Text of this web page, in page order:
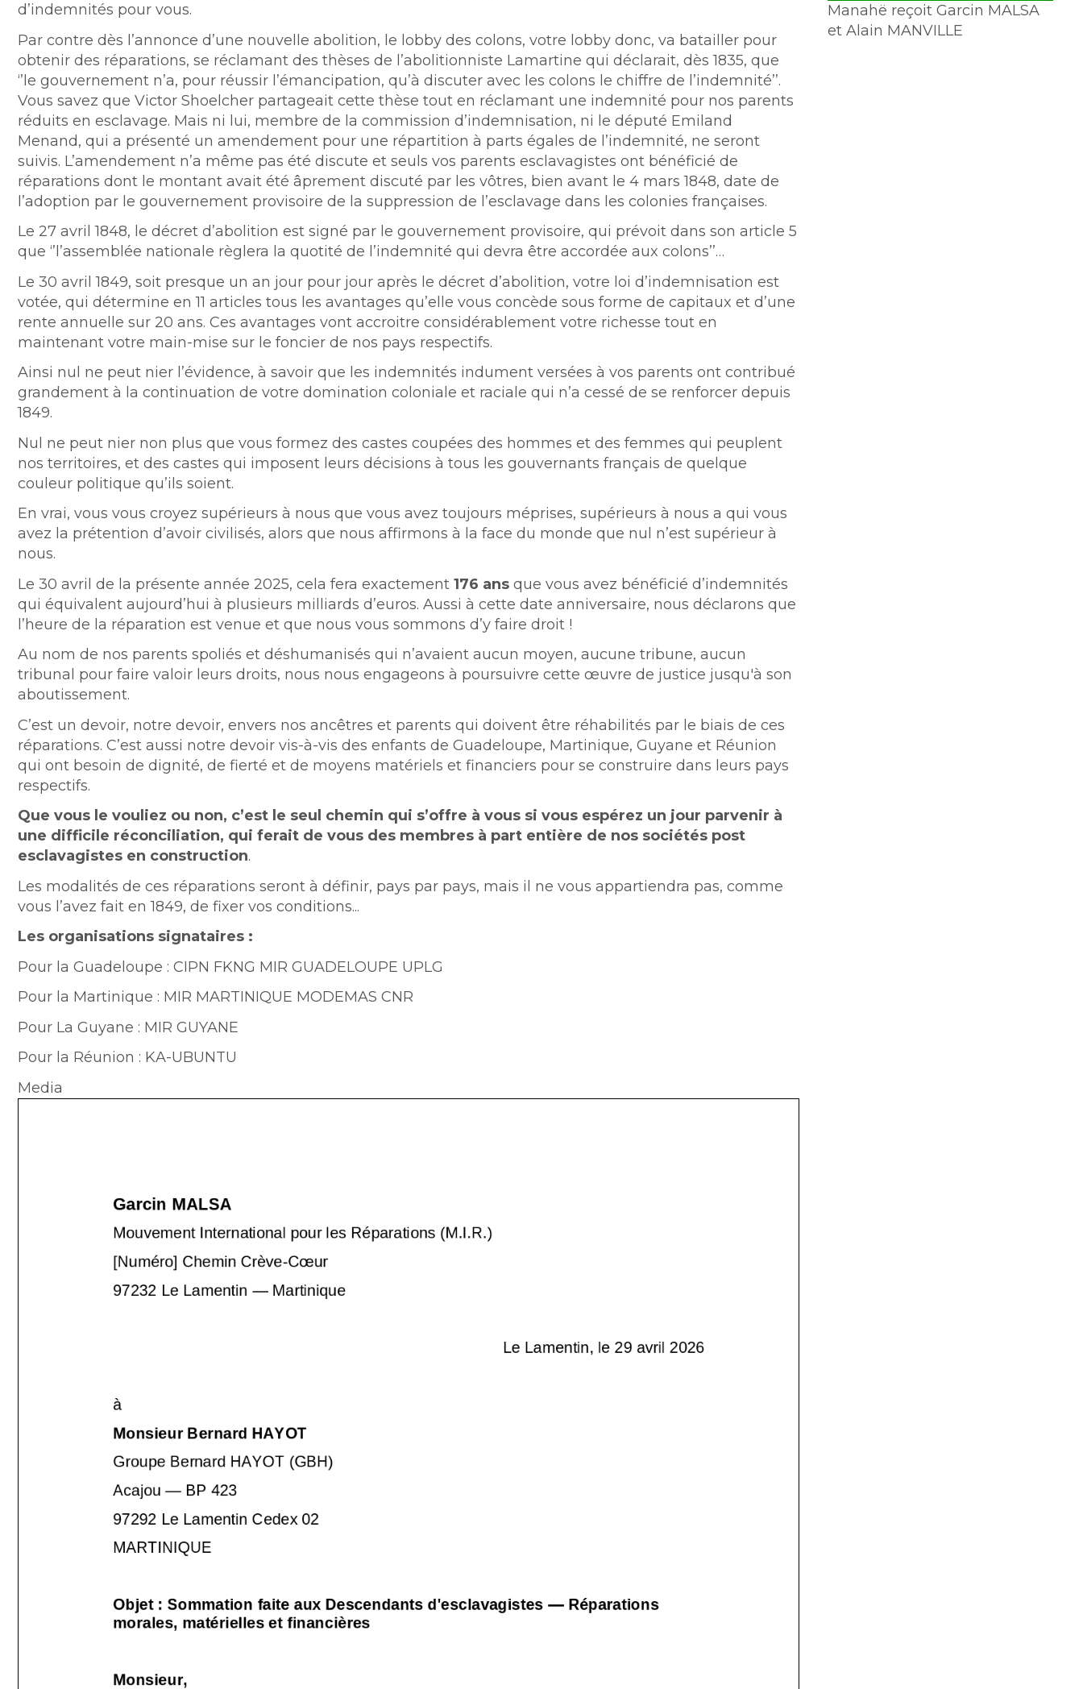
d’indemnités pour vous.
Par contre dès l’annonce d’une nouvelle abolition, le lobby des colons, votre lobby donc, va batailler pour
obtenir des réparations, se réclamant des thèses de l’abolitionniste Lamartine qui déclarait, dès 1835, que
‘’le gouvernement n’a, pour réussir l’émancipation, qu’à discuter avec les colons le chiffre de l’indemnité’’.
Vous savez que Victor Shoelcher partageait cette thèse tout en réclamant une indemnité pour nos parents
réduits en esclavage. Mais ni lui, membre de la commission d’indemnisation, ni le député Emiland
Menand, qui a présenté un amendement pour une répartition à parts égales de l’indemnité, ne seront
suivis. L’amendement n’a même pas été discute et seuls vos parents esclavagistes ont bénéficié de
réparations dont le montant avait été âprement discuté par les vôtres, bien avant le 4 mars 1848, date de
l’adoption par le gouvernement provisoire de la suppression de l’esclavage dans les colonies françaises.
Le 27 avril 1848, le décret d’abolition est signé par le gouvernement provisoire, qui prévoit dans son article 5
que ‘’l’assemblée nationale règlera la quotité de l’indemnité qui devra être accordée aux colons’’…
Le 30 avril 1849, soit presque un an jour pour jour après le décret d’abolition, votre loi d’indemnisation est
votée, qui détermine en 11 articles tous les avantages qu’elle vous concède sous forme de capitaux et d’une
rente annuelle sur 20 ans. Ces avantages vont accroitre considérablement votre richesse tout en
maintenant votre main-mise sur le foncier de nos pays respectifs.
Ainsi nul ne peut nier l’évidence, à savoir que les indemnités indument versées à vos parents ont contribué
grandement à la continuation de votre domination coloniale et raciale qui n’a cessé de se renforcer depuis
1849.
Nul ne peut nier non plus que vous formez des castes coupées des hommes et des femmes qui peuplent
nos territoires, et des castes qui imposent leurs décisions à tous les gouvernants français de quelque
couleur politique qu’ils soient.
En vrai, vous vous croyez supérieurs à nous que vous avez toujours méprises, supérieurs à nous a qui vous
avez la prétention d’avoir civilisés, alors que nous affirmons à la face du monde que nul n’est supérieur à
nous.
Le 30 avril de la présente année 2025, cela fera exactement 176 ans que vous avez bénéficié d’indemnités
qui équivalent aujourd’hui à plusieurs milliards d’euros. Aussi à cette date anniversaire, nous déclarons que
l’heure de la réparation est venue et que nous vous sommons d’y faire droit !
Au nom de nos parents spoliés et déshumanisés qui n’avaient aucun moyen, aucune tribune, aucun
tribunal pour faire valoir leurs droits, nous nous engageons à poursuivre cette œuvre de justice jusqu'à son
aboutissement.
C’est un devoir, notre devoir, envers nos ancêtres et parents qui doivent être réhabilités par le biais de ces
réparations. C’est aussi notre devoir vis-à-vis des enfants de Guadeloupe, Martinique, Guyane et Réunion
qui ont besoin de dignité, de fierté et de moyens matériels et financiers pour se construire dans leurs pays
respectifs.
Que vous le vouliez ou non, c’est le seul chemin qui s’offre à vous si vous espérez un jour parvenir à
une difficile réconciliation, qui ferait de vous des membres à part entière de nos sociétés post
esclavagistes en construction.
Les modalités de ces réparations seront à définir, pays par pays, mais il ne vous appartiendra pas, comme
vous l’avez fait en 1849, de fixer vos conditions...
Les organisations signataires :
Pour la Guadeloupe : CIPN FKNG MIR GUADELOUPE UPLG
Pour la Martinique : MIR MARTINIQUE MODEMAS CNR
Pour La Guyane : MIR GUYANE
Pour la Réunion : KA-UBUNTU
Media
Manahë reçoit Garcin MALSA
et Alain MANVILLE